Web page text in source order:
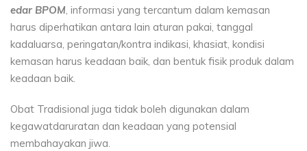
edar BPOM, informasi yang tercantum dalam kemasan
harus diperhatikan antara lain aturan pakai, tanggal
kadaluarsa, peringatan/kontra indikasi, khasiat, kondisi
kemasan harus keadaan baik, dan bentuk fisik produk dalam
keadaan baik.
Obat Tradisional juga tidak boleh digunakan dalam
kegawatdaruratan dan keadaan yang potensial
membahayakan jiwa.